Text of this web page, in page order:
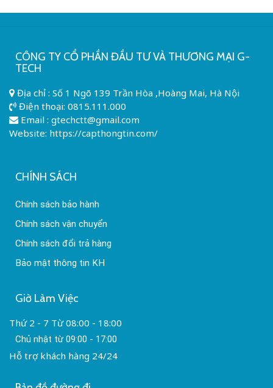
CÔNG TY CỔ PHẦN ĐẦU TƯ VÀ THƯƠNG MẠI G-
TECH
Địa chỉ : Số 1 Ngõ 139 Trần Hòa ,Hoàng Mai, Hà Nội
Điện thoại: 0815.111.000
Email : gtechctt@gmail.com
Website: https://capthongtin.com/
CHÍNH SÁCH
Chính sách bảo hành
Chính sách vận chuyển
Chính sách đổi trả hàng
Bảo mật thông tin KH
Giờ Làm Việc
Thứ 2 - 7 Từ 08:00 - 18:00
Chủ nhật từ 09:00 - 17:00
Hỗ trợ khách hàng 24/24